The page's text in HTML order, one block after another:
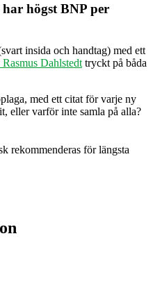
högst BNP per
insida och handtag) med ett
Dahlstedt tryckt på båda
med ett citat för varje ny
eller varför inte samla på alla?
rekommenderas för längsta